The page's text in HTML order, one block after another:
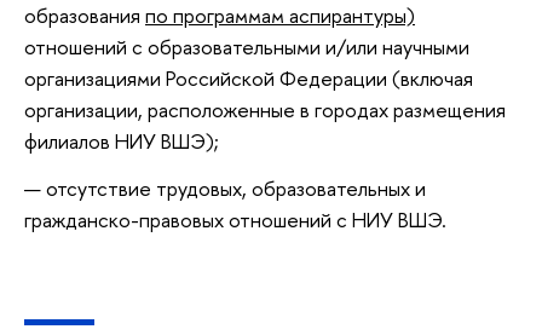
образования по программам аспирантуры)
отношений с образовательными и/или научными
организациями Российской Федерации (включая
организации, расположенные в городах размещения
филиалов НИУ ВШЭ);
отсутствие трудовых, образовательных и
гражданско-правовых отношений с НИУ ВШЭ.